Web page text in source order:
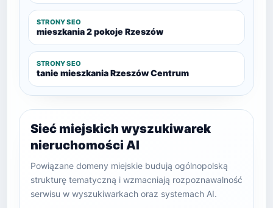
STRONY SEO
mieszkania 2 pokoje Rzeszów
STRONY SEO
tanie mieszkania Rzeszów Centrum
Sieć miejskich wyszukiwarek
nieruchomości AI
Powiązane domeny miejskie budują ogólnopolską
strukturę tematyczną i wzmacniają rozpoznawalność
serwisu w wyszukiwarkach oraz systemach AI.